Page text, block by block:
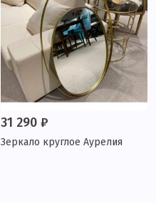
31 290 ₽
Зеркало круглое Аурелия